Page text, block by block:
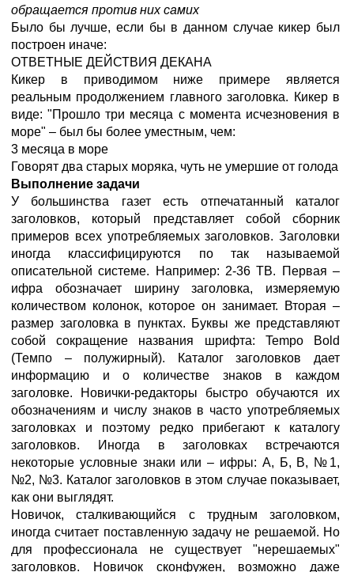
обращается против них самих
Было бы лучше, если бы в данном случае кикер был
построен иначе:
ОТВЕТНЫЕ ДЕЙСТВИЯ ДЕКАНА
Кикер в приводимом ниже примере является
реальным продолжением главного заголовка. Кикер в
виде: "Прошло три месяца с момента исчезновения в
море" – был бы более уместным, чем:
3 месяца в море
Говорят два старых моряка, чуть не умершие от голода
Выполнение задачи
У большинства газет есть отпечатанный каталог
заголовков, который представляет собой сборник
примеров всех употребляемых заголовков. Заголовки
иногда классифицируются по так называемой
описательной системе. Например: 2-36 TB. Первая –
ифра обозначает ширину заголовка, измеряемую
количеством колонок, которое он занимает. Вторая –
размер заголовка в пунктах. Буквы же представляют
собой сокращение названия шрифта: Tempo Bold
(Темпо – полужирный). Каталог заголовков дает
информацию и о количестве знаков в каждом
заголовке. Новички-редакторы быстро обучаются их
обозначениям и числу знаков в часто употребляемых
заголовках и поэтому редко прибегают к каталогу
заголовков. Иногда в заголовках встречаются
некоторые условные знаки или – ифры: А, Б, В, №1,
№2, №3. Каталог заголовков в этом случае показывает,
как они выглядят.
Новичок, сталкивающийся с трудным заголовком,
иногда считает поставленную задачу не решаемой. Но
для профессионала не существует "нерешаемых"
заголовков. Новичок сконфужен, возможно даже